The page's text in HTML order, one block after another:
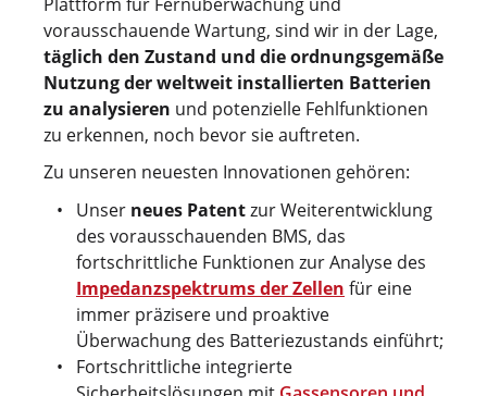
vorausschauende Wartung, sind wir in der Lage,
täglich den Zustand und die ordnungsgemäße
Nutzung der weltweit installierten Batterien
zu analysieren und potenzielle Fehlfunktionen
zu erkennen, noch bevor sie auftreten.
Zu unseren neuesten Innovationen gehören:
Unser neues Patentzur Weiterentwicklung
des vorausschauenden BMS, das
fortschrittliche Funktionen zur Analyse des
Impedanzspektrums der Zellen für eine
immer präzisere und proaktive
Überwachung des Batteriezustands einführt;
Fortschrittliche integrierte